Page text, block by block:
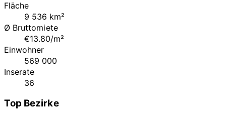
Fläche
9 536 km²
Ø Bruttomiete
€13.80/m²
Einwohner
569 000
Inserate
36
Top Bezirke